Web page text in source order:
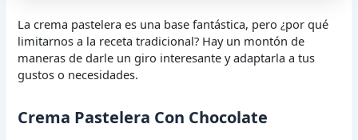
La crema pastelera es una base fantástica, pero ¿por qué
limitarnos a la receta tradicional? Hay un montón de
maneras de darle un giro interesante y adaptarla a tus
gustos o necesidades.
Crema Pastelera Con Chocolate